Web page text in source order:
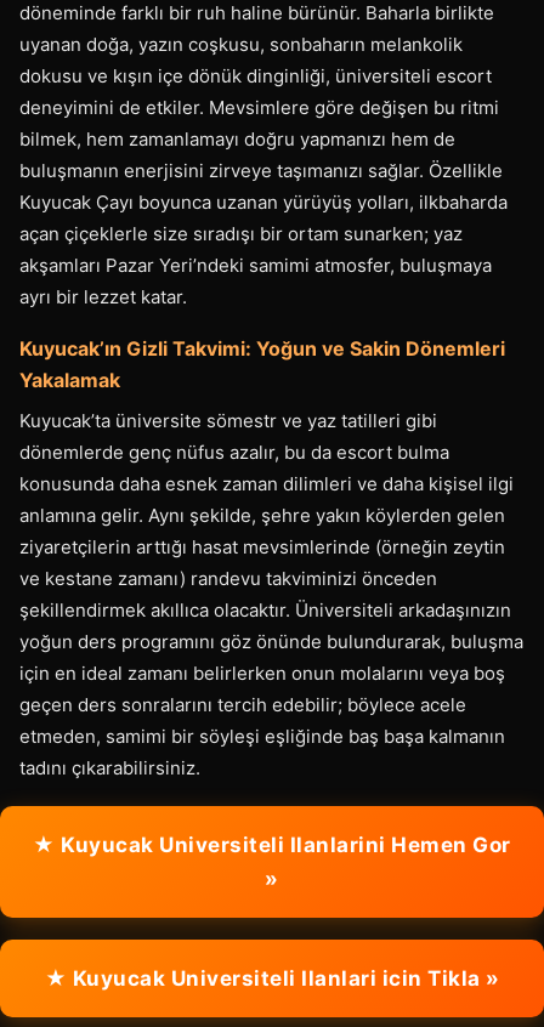
döneminde farklı bir ruh haline bürünür. Baharla birlikte
uyanan doğa, yazın coşkusu, sonbaharın melankolik
dokusu ve kışın içe dönük dinginliği, üniversiteli escort
deneyimini de etkiler. Mevsimlere göre değişen bu ritmi
bilmek, hem zamanlamayı doğru yapmanızı hem de
buluşmanın enerjisini zirveye taşımanızı sağlar. Özellikle
Kuyucak Çayı boyunca uzanan yürüyüş yolları, ilkbaharda
açan çiçeklerle size sıradışı bir ortam sunarken; yaz
akşamları Pazar Yeri’ndeki samimi atmosfer, buluşmaya
ayrı bir lezzet katar.
Kuyucak’ın Gizli Takvimi: Yoğun ve Sakin Dönemleri
Yakalamak
Kuyucak’ta üniversite sömestr ve yaz tatilleri gibi
dönemlerde genç nüfus azalır, bu da escort bulma
konusunda daha esnek zaman dilimleri ve daha kişisel ilgi
anlamına gelir. Aynı şekilde, şehre yakın köylerden gelen
ziyaretçilerin arttığı hasat mevsimlerinde (örneğin zeytin
ve kestane zamanı) randevu takviminizi önceden
şekillendirmek akıllıca olacaktır. Üniversiteli arkadaşınızın
yoğun ders programını göz önünde bulundurarak, buluşma
için en ideal zamanı belirlerken onun molalarını veya boş
geçen ders sonralarını tercih edebilir; böylece acele
etmeden, samimi bir söyleşi eşliğinde baş başa kalmanın
tadını çıkarabilirsiniz.
★ Kuyucak Universiteli Ilanlarini Hemen Gor
»
★ Kuyucak Universiteli Ilanlari icin Tikla »